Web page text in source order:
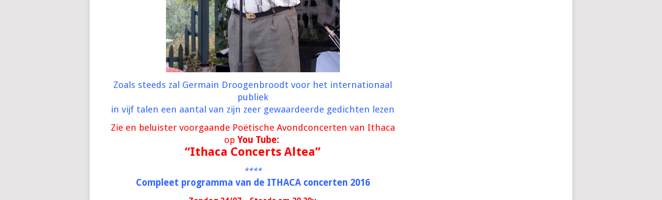
Zoals steeds zal Germain Droogenbroodt voor het internationaal
publiek
in vijf talen een aantal van zijn zeer gewaardeerde gedichten lezen
Zie en beluister voorgaande Poëtische Avondconcerten van Ithaca
op You Tube:
“Ithaca Concerts Altea”
****
Compleet programma van de ITHACA concerten 2016